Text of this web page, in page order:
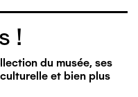
!
du musée, ses
et bien plus